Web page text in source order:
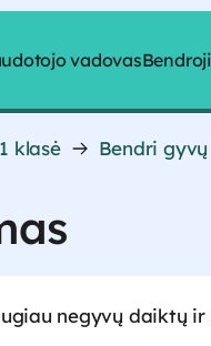
vadovas
1 klasė Bendri
negyvų daiktų ir